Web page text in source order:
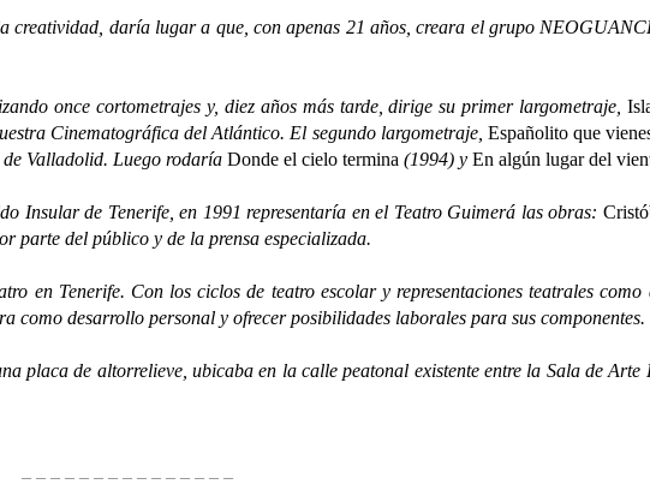
daría lugar a que, con apenas 21 años, creara el grupo
once cortometrajes y, diez años más tarde, dirige su primer largometraje,
Cinematográfica del Atlántico. El segundo largometraje, Españolito que
Valladolid. Luego rodaría Donde el cielo termina (1994) y En algún lugar del
de Tenerife, en 1991 representaría en el Teatro Guimerá las obras:
parte del público y de la prensa especializada.
Tenerife. Con los ciclos de teatro escolar y representaciones teatrales como
desarrollo personal y ofrecer posibilidades laborales para sus componentes.
de altorrelieve, ubicaba en la calle peatonal existente entre la Sala de Arte
– – – – – – – – – – – – – – –